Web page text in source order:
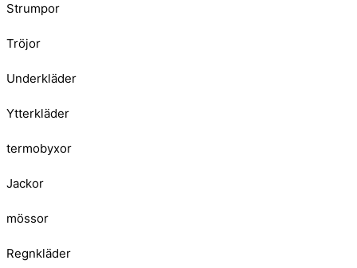
Strumpor
Tröjor
Underkläder
Ytterkläder
termobyxor
Jackor
mössor
Regnkläder